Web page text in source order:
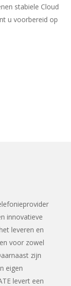
stabiele Cloud
u voorbereid op
innovatieve
leveren en
voor zowel
zijn
eigen
levert een